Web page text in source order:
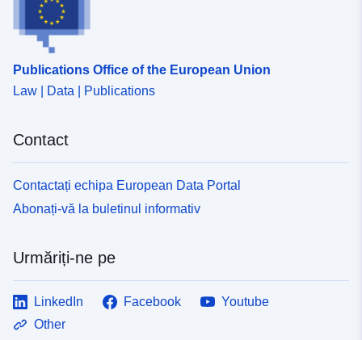
Publications Office of the European Union
Law | Data | Publications
Contact
Contactați echipa European Data Portal
Abonați-vă la buletinul informativ
Urmăriți-ne pe
LinkedIn Facebook
Youtube
Other